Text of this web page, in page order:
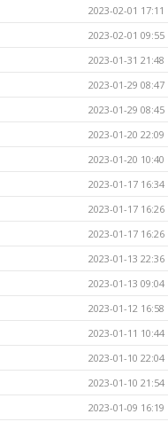
2023-02-01 17:11
2023-02-01 09:55
2023-01-31 21:48
2023-01-29 08:47
2023-01-29 08:45
2023-01-20 22:09
2023-01-20 10:40
2023-01-17 16:34
2023-01-17 16:26
2023-01-17 16:26
2023-01-13 22:36
2023-01-13 09:04
2023-01-12 16:58
2023-01-11 10:44
2023-01-10 22:04
2023-01-10 21:54
2023-01-09 16:19